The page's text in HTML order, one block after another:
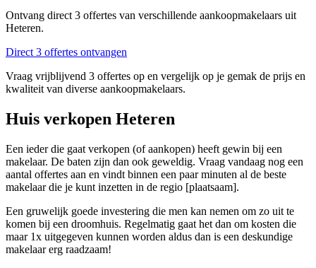
Ontvang direct 3 offertes van verschillende aankoopmakelaars uit
Heteren.
Direct 3 offertes ontvangen
Vraag vrijblijvend 3 offertes op en vergelijk op je gemak de prijs en
kwaliteit van diverse aankoopmakelaars.
Huis verkopen Heteren
Een ieder die gaat verkopen (of aankopen) heeft gewin bij een
makelaar. De baten zijn dan ook geweldig. Vraag vandaag nog een
aantal offertes aan en vindt binnen een paar minuten al de beste
makelaar die je kunt inzetten in de regio [plaatsaam].
Een gruwelijk goede investering die men kan nemen om zo uit te
komen bij een droomhuis. Regelmatig gaat het dan om kosten die
maar 1x uitgegeven kunnen worden aldus dan is een deskundige
makelaar erg raadzaam!